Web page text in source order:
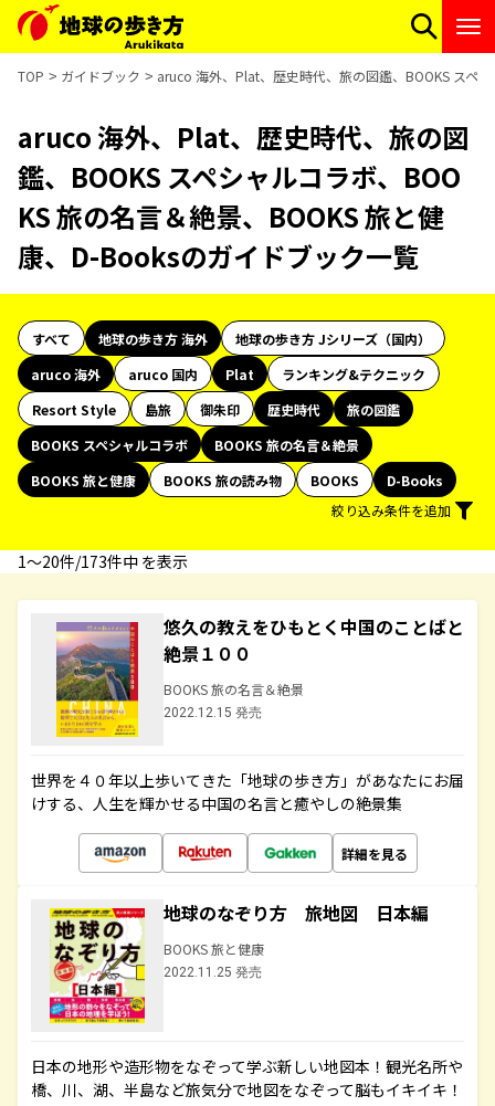
TOP ガイドブック aruco 海外、Plat、歴史時代、旅の図鑑、BOOKS スペ
aruco 海外、Plat、歴史時代、旅の図
鑑、BOOKS スペシャルコラボ、BOO
KS 旅の名言＆絶景、BOOKS 旅と健
康、D-Booksのガイドブック一覧
すべて 地球の歩き方 海外
地球の歩き方 Jシリーズ（国内）
aruco 海外
aruco 国内 Plat
ランキング&テクニック
Resort Style
島旅 御朱印 歴史時代
旅の図鑑
BOOKS スペシャルコラボ
BOOKS 旅の名言＆絶景
BOOKS 旅と健康
BOOKS 旅の読み物 BOOKS
D-Books
絞り込み条件を追加
1〜20件/173件中 を表示
悠久の教えをひもとく中国のことばと
絶景１００
BOOKS 旅の名言＆絶景
2022.12.15 発売
世界を４０年以上歩いてきた「地球の歩き方」があなたにお届
けする、人生を輝かせる中国の名言と癒やしの絶景集
詳細を見る
地球のなぞり方 旅地図 日本編
BOOKS 旅と健康
2022.11.25 発売
日本の地形や造形物をなぞって学ぶ新しい地図本！観光名所や
橋、川、湖、半島など旅気分で地図をなぞって脳もイキイキ！